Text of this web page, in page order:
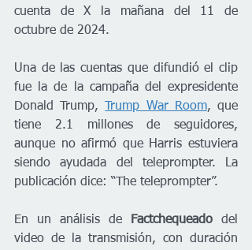
cuenta de X la mañana del 11 de
octubre de 2024.
Una de las cuentas que difundió el clip
fue la de la campaña del expresidente
Donald Trump,
Trump War Room, que
tiene 2.1 millones de seguidores,
aunque no afirmó que Harris estuviera
siendo ayudada del teleprompter. La
publicación dice: “The teleprompter”.
En un análisis de Factchequeado del
video de la transmisión, con duración